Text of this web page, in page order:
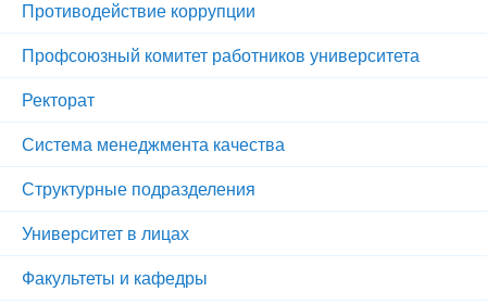
Противодействие коррупции
Профсоюзный комитет работников университета
Ректорат
Система менеджмента качества
Структурные подразделения
Университет в лицах
Факультеты и кафедры